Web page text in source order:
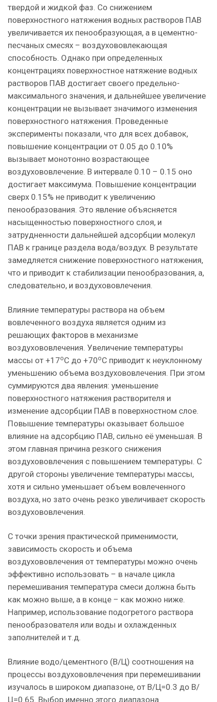
твердой и жидкой фаз. Со снижением
поверхностного натяжения водных растворов ПАВ
увеличивается их пенообразующая, а в цементно-
песчаных смесях – воздухововлекающая
способность. Однако при определенных
концентрациях поверхностное натяжение водных
растворов ПАВ достигает своего предельно-
максимального значения, и дальнейшее увеличение
концентрации не вызывает значимого изменения
поверхностного натяжения. Проведенные
эксперименты показали, что для всех добавок,
повышение концентрации от 0.05 до 0.10%
вызывает монотонно возрастающее
воздухововлечение. В интервале 0.10 – 0.15 оно
достигает максимума. Повышение концентрации
сверх 0.15% не приводит к увеличению
пенообразования. Это явление объясняется
насыщенностью поверхностного слоя, и
затрудненности дальнейшей адсорбции молекул
ПАВ к границе раздела вода/воздух. В результате
замедляется снижение поверхностного натяжения,
что и приводит к стабилизации пенообразования, а,
следовательно, и воздухововлечения.
Влияние температуры раствора на объем
вовлеченного воздуха является одним из
решающих факторов в механизме
воздухововлечения. Увеличение температуры
массы от +17оС до +70оС приводит к неуклонному
уменьшению объема воздухововлечения. При этом
суммируются два явления: уменьшение
поверхностного натяжения растворителя и
изменение адсорбции ПАВ в поверхностном слое.
Повышение температуры оказывает большое
влияние на адсорбцию ПАВ, сильно её уменьшая. В
этом главная причина резкого снижения
воздухововлечения с повышением температуры. С
другой стороны увеличение температуры массы,
хотя и сильно уменьшает объем вовлеченного
воздуха, но зато очень резко увеличивает скорость
воздухововлечения.
С точки зрения практической применимости,
зависимость скорость и объема
воздухововлечения от температуры можно очень
эффективно использовать – в начале цикла
перемешивания температура смеси должна быть
как можно выше, а в конце – как можно ниже.
Например, использование подогретого раствора
пенообразователя или воды и охлажденных
заполнителей и т.д.
Влияние водо/цементного (В/Ц) соотношения на
процессы воздухововлечения при перемешивании
изучалось в широком диапазоне, от В/Ц=0.3 до В/
Ц=0.65. Выбор именно этого диапазона